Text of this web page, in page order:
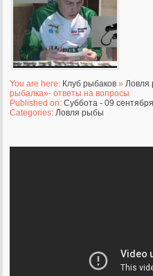
You are here: Клуб рыбаков »Ловля
рыбалка»- ответы на вопросы
Published on:Суббота - 09
Categories:Ловля рыбы